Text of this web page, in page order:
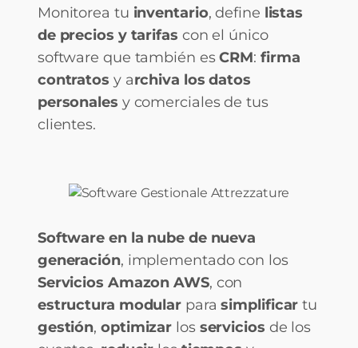
Monitorea tu inventario, define listas
de precios y tarifas con el único
software que también esCRM: firma
contratos y archiva los datos
personales y comerciales de tus
clientes.
Software en la nube de nueva
generación, implementado con los
Servicios Amazon AWS, con
estructura modular parasimplificartu
gestión, optimizar los servicios de los